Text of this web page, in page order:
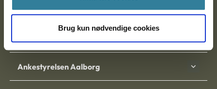
Brug kun nødvendige cookies
Nytorv 7, 2. sal
9000 Aalborg
Ankestyrelsen Aalborg